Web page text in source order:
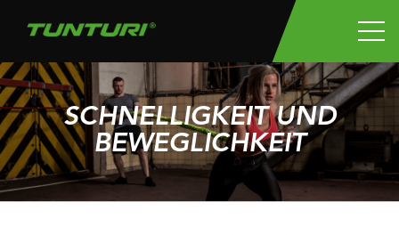
SCHNELLIGKEIT UND
BEWEGLICHKEIT